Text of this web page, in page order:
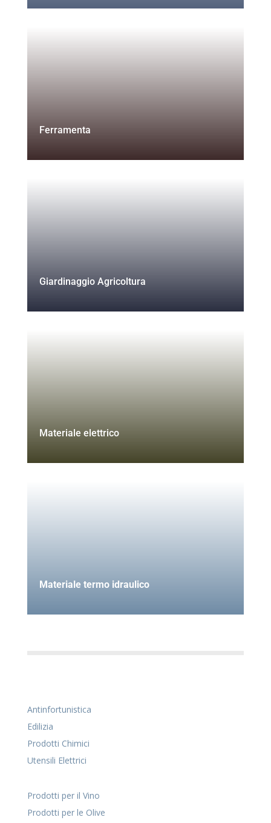
Ferramenta
Giardinaggio Agricoltura
Materiale elettrico
Materiale termo idraulico
Antinfortunistica
Edilizia
Prodotti Chimici
Utensili Elettrici
Prodotti per il Vino
Prodotti per le Olive